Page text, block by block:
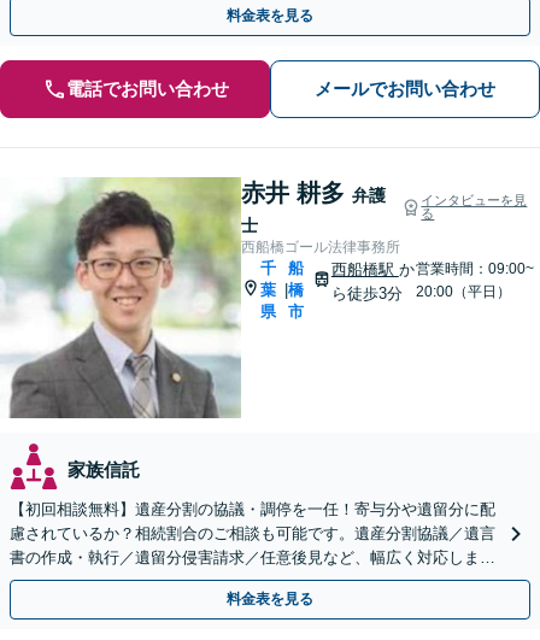
料金表を見る
電話でお問い合わせ メールでお問い合わせ
赤井 耕多 弁護
士
インタビューを見
る
西船橋ゴール法律事務所
千
葉
県
船
橋
市
西船橋駅 か
ら徒歩3分
営業時間：09:00~
20:00（平日）
家族信託
【初回相談無料】遺産分割の協議・調停を一任！寄与分や遺留分に配
慮されているか？相続割合のご相談も可能です。遺産分割協議／遺言
書の作成・執行／遺留分侵害請求／任意後見など、幅広く対応します
【夜間・休日面談可】【西船橋駅3分】
料金表を見る